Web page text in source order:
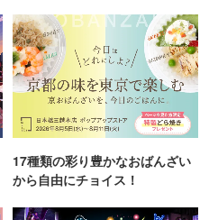
17種類の彩り豊かなおばんざい
から自由にチョイス！